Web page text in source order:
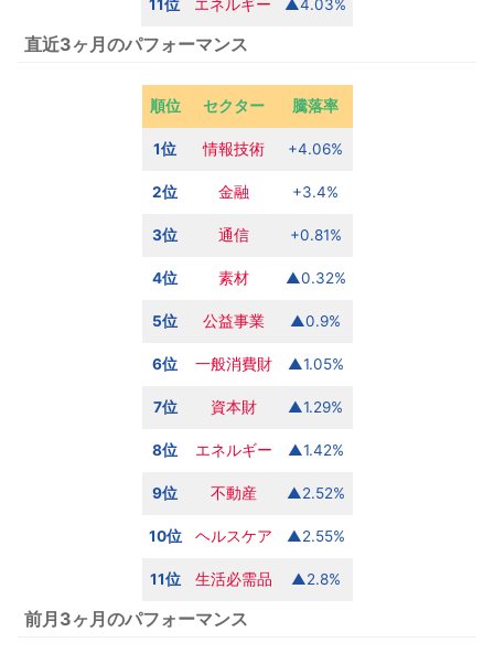
11位 エネルギー ▲4.03%
直近3ヶ月のパフォーマンス
順位 セクター 騰落率
1位 情報技術 +4.06%
2位 金融 +3.4%
3位 通信 +0.81%
4位 素材 ▲0.32%
5位 公益事業 ▲0.9%
6位 一般消費財 ▲1.05%
7位 資本財 ▲1.29%
8位 エネルギー ▲1.42%
9位 不動産 ▲2.52%
10位 ヘルスケア ▲2.55%
11位 生活必需品 ▲2.8%
前月3ヶ月のパフォーマンス